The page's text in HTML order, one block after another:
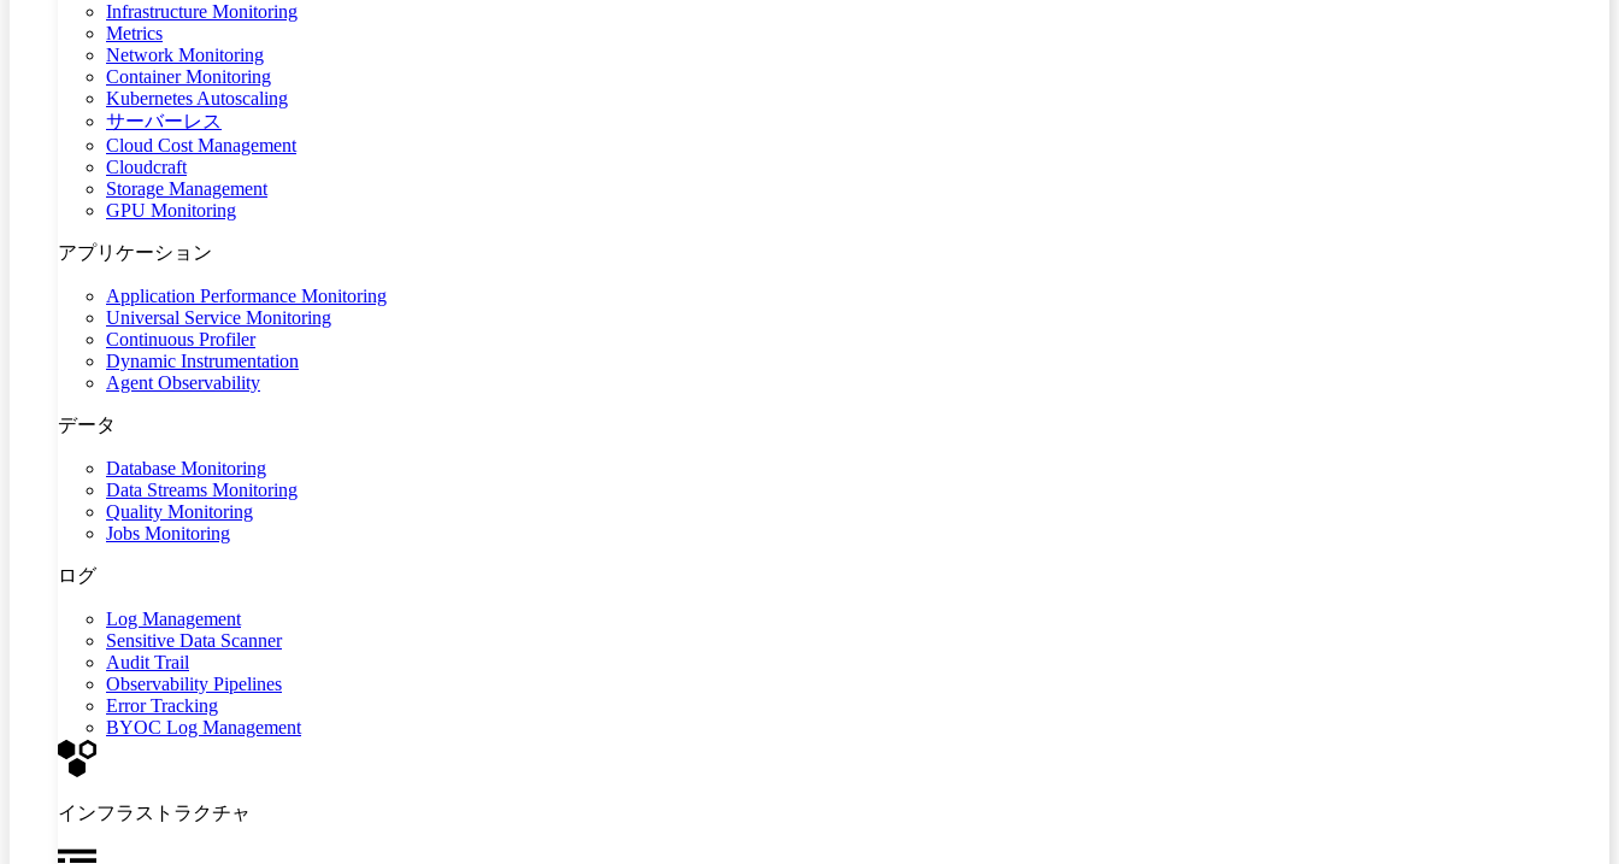
Infrastructure Monitoring
Metrics
Network Monitoring
Container Monitoring
Kubernetes Autoscaling
サーバーレス
Cloud Cost Management
Cloudcraft
Storage Management
GPU Monitoring
アプリケーション
Application Performance Monitoring
Universal Service Monitoring
Continuous Profiler
Dynamic Instrumentation
Agent Observability
データ
Database Monitoring
Data Streams Monitoring
Quality Monitoring
Jobs Monitoring
ログ
Log Management
Sensitive Data Scanner
Audit Trail
Observability Pipelines
Error Tracking
BYOC Log Management
インフラストラクチャ